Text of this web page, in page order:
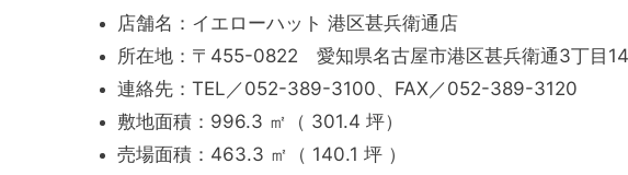
店舗名：イエローハット 港区甚兵衛通店
所在地：〒455-0822 愛知県名古屋市港区甚兵衛通3丁目14
連絡先：TEL／052-389-3100、FAX／052-389-3120
敷地面積：996.3 ㎡（ 301.4 坪）
売場面積：463.3 ㎡（ 140.1 坪 ）